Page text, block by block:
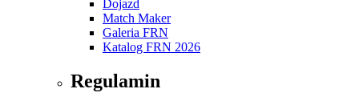
Dojazd
Match Maker
Galeria FRN
Katalog FRN 2026
Regulamin